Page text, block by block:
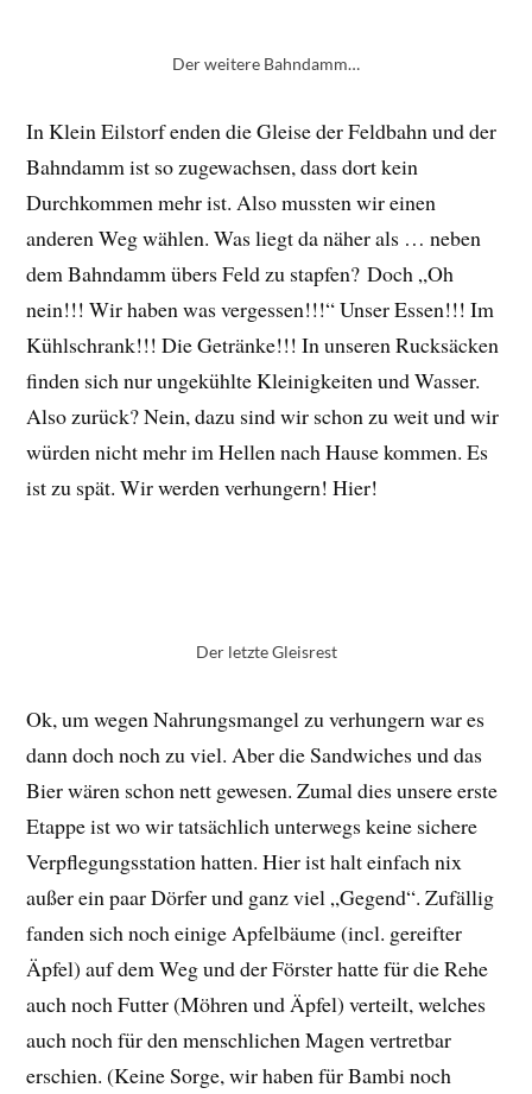
Der weitere Bahndamm…
In Klein Eilstorf enden die Gleise der Feldbahn und der
Bahndamm ist so zugewachsen, dass dort kein
Durchkommen mehr ist. Also mussten wir einen
anderen Weg wählen. Was liegt da näher als … neben
dem Bahndamm übers Feld zu stapfen? Doch „Oh
nein!!! Wir haben was vergessen!!!“ Unser Essen!!! Im
Kühlschrank!!! Die Getränke!!! In unseren Rucksäcken
finden sich nur ungekühlte Kleinigkeiten und Wasser.
Also zurück? Nein, dazu sind wir schon zu weit und wir
würden nicht mehr im Hellen nach Hause kommen. Es
ist zu spät. Wir werden verhungern! Hier!
Der letzte Gleisrest
Ok, um wegen Nahrungsmangel zu verhungern war es
dann doch noch zu viel. Aber die Sandwiches und das
Bier wären schon nett gewesen. Zumal dies unsere erste
Etappe ist wo wir tatsächlich unterwegs keine sichere
Verpflegungsstation hatten. Hier ist halt einfach nix
außer ein paar Dörfer und ganz viel „Gegend“. Zufällig
fanden sich noch einige Apfelbäume (incl. gereifter
Äpfel) auf dem Weg und der Förster hatte für die Rehe
auch noch Futter (Möhren und Äpfel) verteilt, welches
auch noch für den menschlichen Magen vertretbar
erschien. (Keine Sorge, wir haben für Bambi noch